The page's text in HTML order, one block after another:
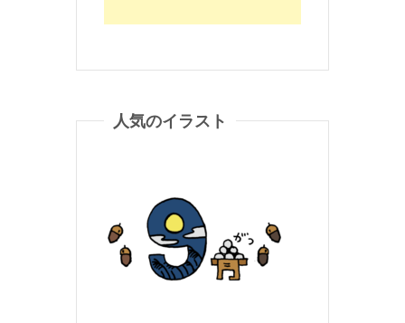
人気のイラスト